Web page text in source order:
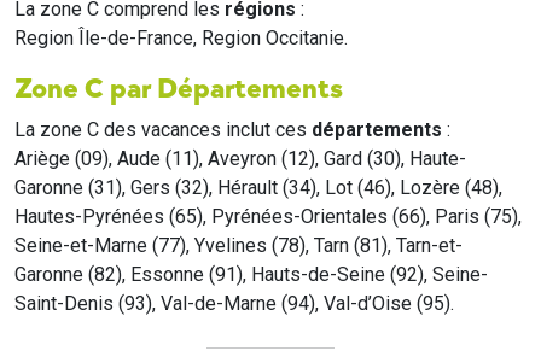
La zone C comprend les régions :
Region Île-de-France, Region Occitanie.
Zone C par Départements
La zone C des vacances inclut ces départements :
Ariège (09), Aude (11), Aveyron (12), Gard (30), Haute-
Garonne (31), Gers (32), Hérault (34), Lot (46), Lozère (48),
Hautes-Pyrénées (65), Pyrénées-Orientales (66), Paris (75),
Seine-et-Marne (77), Yvelines (78), Tarn (81), Tarn-et-
Garonne (82), Essonne (91), Hauts-de-Seine (92), Seine-
Saint-Denis (93), Val-de-Marne (94), Val-d’Oise (95).